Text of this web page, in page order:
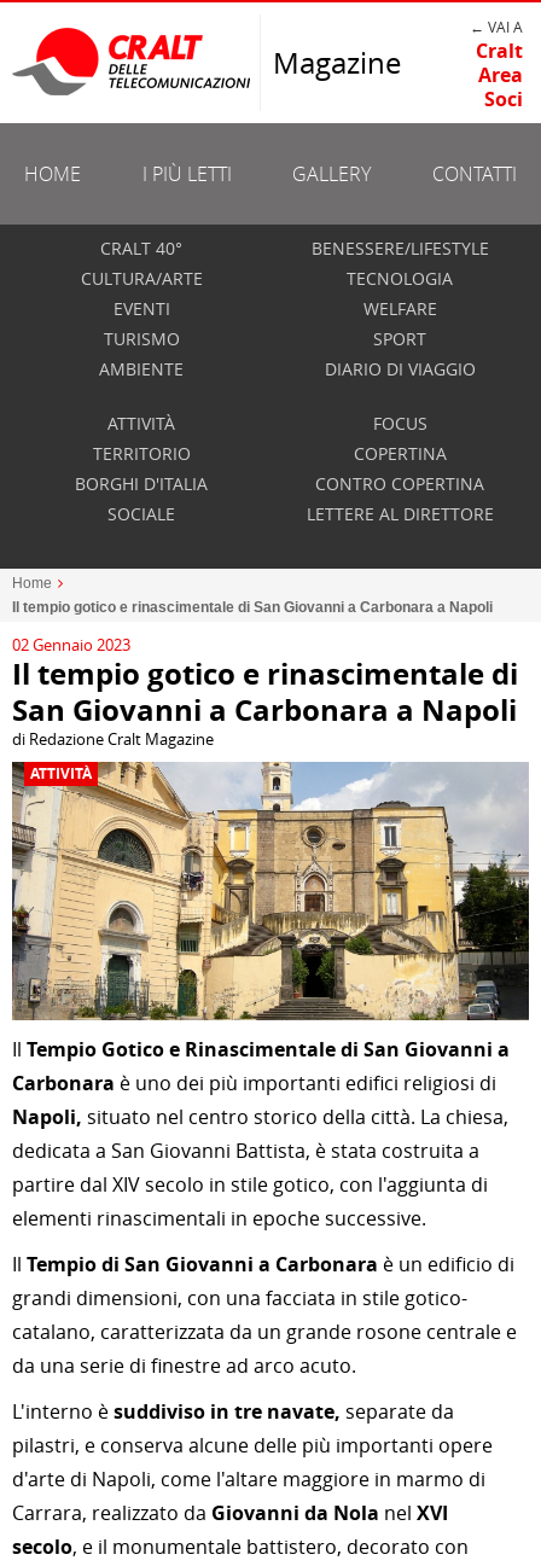
Magazine
← VAI A
Cralt
Area
Soci
HOME I PIÙ LETTI GALLERY CONTATTI
CRALT 40°
CULTURA/ARTE
EVENTI
TURISMO
AMBIENTE
BENESSERE/LIFESTYLE
TECNOLOGIA
WELFARE
SPORT
DIARIO DI VIAGGIO
ATTIVITÀ
TERRITORIO
BORGHI D'ITALIA
SOCIALE
FOCUS
COPERTINA
CONTRO COPERTINA
LETTERE AL DIRETTORE
Home
Il tempio gotico e rinascimentale di San Giovanni a Carbonara a Napoli
02 Gennaio 2023
Il tempio gotico e rinascimentale di
San Giovanni a Carbonara a Napoli
di Redazione Cralt Magazine
ATTIVITÀ
Il Tempio Gotico e Rinascimentale di San Giovanni a
Carbonara è uno dei più importanti edifici religiosi di
Napoli, situato nel centro storico della città. La chiesa,
dedicata a San Giovanni Battista, è stata costruita a
partire dal XIV secolo in stile gotico, con l'aggiunta di
elementi rinascimentali in epoche successive.
Il Tempio di San Giovanni a Carbonara è un edificio di
grandi dimensioni, con una facciata in stile gotico-
catalano, caratterizzata da un grande rosone centrale e
da una serie di finestre ad arco acuto.
L'interno èsuddiviso in tre navate, separate da
pilastri, e conserva alcune delle più importanti opere
d'arte di Napoli, come l'altare maggiore in marmo di
Carrara, realizzato da Giovanni da Nola nel XVI
secolo, e il monumentale battistero, decorato con